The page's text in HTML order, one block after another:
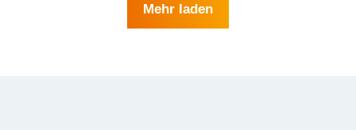
Mehr laden